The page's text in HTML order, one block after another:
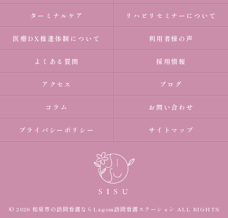
ターミナルケア リハビリセミナーについて
医療DX推進体制について 利用者様の声
よくある質問 採用情報
アクセス ブログ
コラム お問い合わせ
プライバシーポリシー サイトマップ
© 2026 和泉市の訪問看護ならLagom訪問看護ステーション ALL RIGHTS